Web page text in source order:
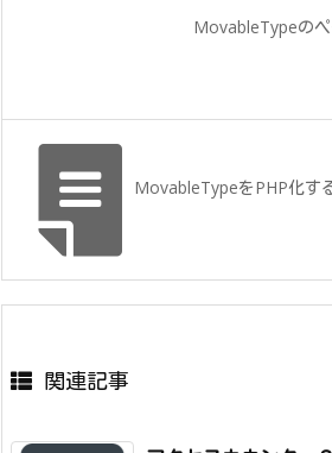
MovableTypeの
MovableTypeをPHP化す
関連記事